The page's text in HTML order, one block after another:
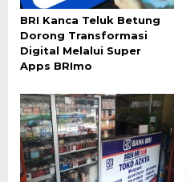
BRI Kanca Teluk Betung
Dorong Transformasi
Digital Melalui Super
Apps BRImo